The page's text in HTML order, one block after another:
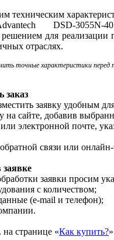
техническим
DSD-3055N-
для реализации
отраслях.
точные характеристики перед
заказ
заявку удобным
на сайте, добавив
электронной почте,
связи или онлайн-
заявке
заявки просим
с количеством;
(e-mail и телефон);
странице «Как купить?